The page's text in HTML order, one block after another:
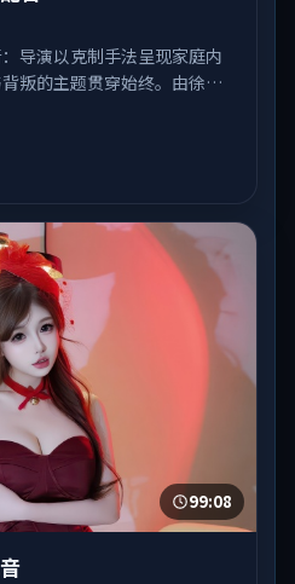
导演以克制手法呈现家庭内
叛的主题贯穿始终。由徐克
张子枫等主演，中国台湾出
99:08